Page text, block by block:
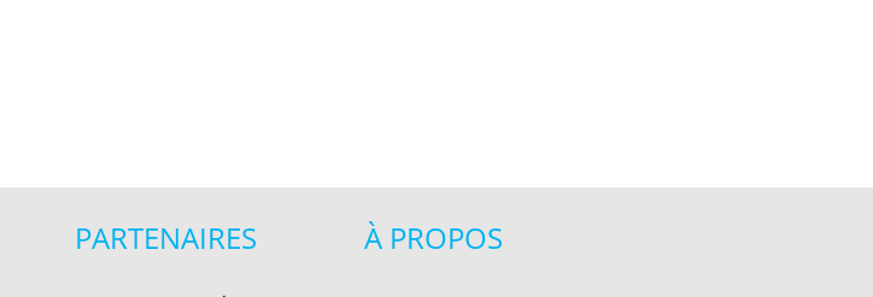
PARTENAIRES À PROPOS